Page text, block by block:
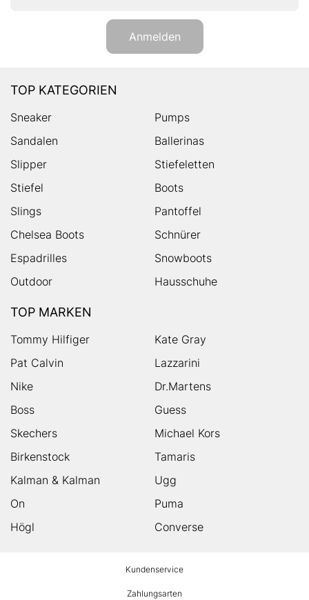
Anmelden
TOP KATEGORIEN
Sneaker
Pumps
Sandalen
Ballerinas
Slipper
Stiefeletten
Stiefel
Boots
Slings
Pantoffel
Chelsea Boots
Schnürer
Espadrilles
Snowboots
Outdoor
Hausschuhe
TOP MARKEN
Tommy Hilfiger
Kate Gray
Pat Calvin
Lazzarini
Nike
Dr.Martens
Boss
Guess
Skechers
Michael Kors
Birkenstock
Tamaris
Kalman & Kalman
Ugg
On
Puma
Högl
Converse
Kundenservice
Zahlungsarten